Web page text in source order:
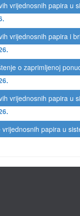
vrijednosnih papira u
vrijednosnih papira i
o zaprimljenoj
vrijednosnih papira u
vrijednosnih papira u